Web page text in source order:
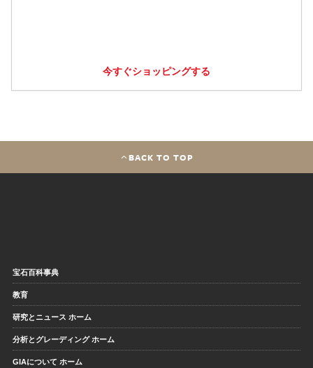
今すぐショッピングする
BACK TO TOP
宝石百科事典
教育
研究とニュース ホーム
分析とグレーディング ホーム
GIAについて ホーム